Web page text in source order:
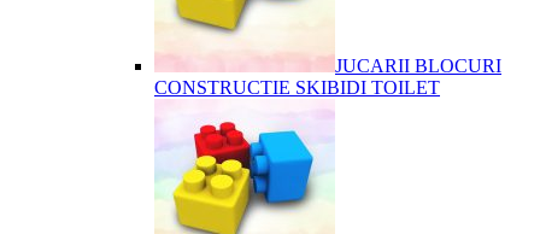
JUCARII BLOCURI
CONSTRUCTIE SKIBIDI TOILET